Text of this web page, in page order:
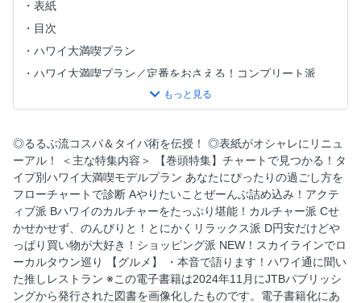
表紙
目次
ハワイ大満喫プラン
ハワイ大満喫プラン／定番をおさえる！コンプリート派
ハワイ大満喫プラン／ハワイLOVEカルチャー派
ハワイ大満喫プラン／トレンドを追う！ショッピング派
ハワイ大満喫プラン／スカイラインでめぐる穴場！！なロー
カルハワイ
旅のキホン／オアフ島＆ホノルルってこんなところ！！
旅のキホン／ワイキキをMAPで図解！
旅のキホン／Q＆A／シーズンカレンダー
コスパ＆タイパ技を伝授／サステナブルな旅のKeyWords
ANA FLYING HONUの搭乗体験レポート！
◎るるぶ流コスパ＆タイパ術を伝授！ ◎表紙がオシャレにリニュ
ーアル！ ＜主な特集内容＞ 【巻頭特集】チャートで見つかる！タ
イプ別ハワイ大満喫モデルプラン あなたにぴったりの過ごし方を
フローチャートで診断 Aやりたいことぜーんぶ詰め込み！アクテ
ィブ派 Bハワイのカルチャーをたっぷり堪能！カルチャー派 Cせ
かせかせず、のんびりと！とにかくリラックス派 D円安だけどや
っぱり買い物が大好き！ショッピング派 NEW！スカイラインでロ
ーカルタウン巡り 【グルメ】 ・本音で語ります！ハワイ通に聞い
た推しレストラン ※この電子書籍は2024年11月にJTBパブリッシ
ングから発行された図書を画像化したものです。電子書籍化にあ